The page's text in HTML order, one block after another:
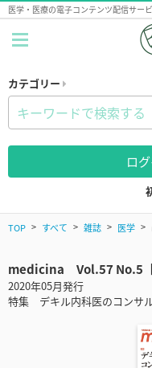
医学・医療の電子コンテンツ配信サー
カテゴリー
ロ
TOP すべて 雑誌 医学
medicina Vol.57 No.5【
2020年05月発行
特集 デキル内科医のコンサ